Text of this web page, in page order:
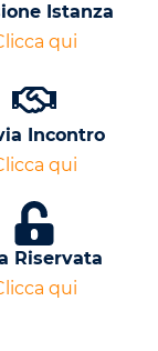
Istanza
qui
Incontro
qui
Riservata
qui